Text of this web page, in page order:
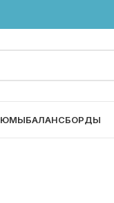
БАЛАНСБОРДЫ